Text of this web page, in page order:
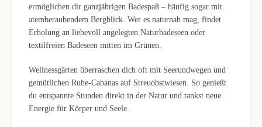
ermöglichen dir ganzjährigen Badespaß – häufig sogar mit
atemberaubendem Bergblick. Wer es naturnah mag, findet
Erholung an liebevoll angelegten Naturbadeseen oder
textilfreien Badeseen mitten im Grünen.
Wellnessgärten überraschen dich oft mit Seerundwegen und
gemütlichen Ruhe-Cabanas auf Streuobstwiesen. So genießt
du entspannte Stunden direkt in der Natur und tankst neue
Energie für Körper und Seele.